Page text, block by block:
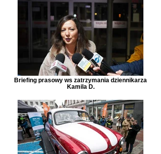
Briefing prasowy ws zatrzymania dziennikarza
Kamila D.